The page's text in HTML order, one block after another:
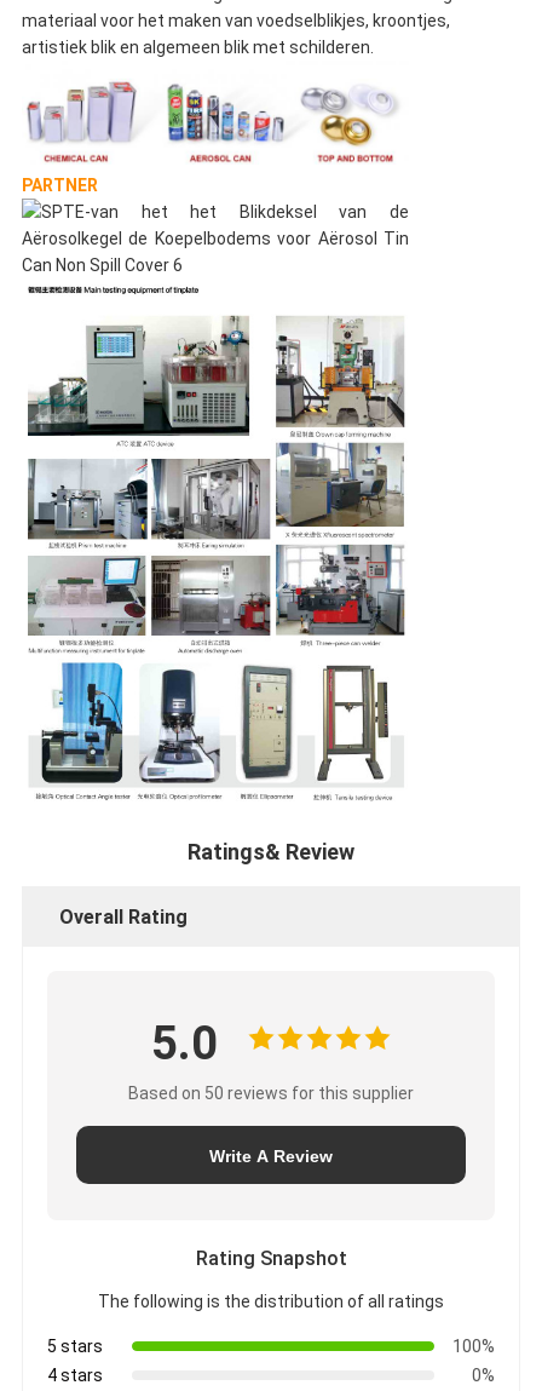
materiaal voor het maken van voedselblikjes, kroontjes,
artistiek blik en algemeen blik met schilderen.
PARTNER
Ratings& Review
Overall Rating
5.0
Based on 50 reviews for this supplier
Write A Review
Rating Snapshot
The following is the distribution of all ratings
5 stars
100%
4 stars
0%